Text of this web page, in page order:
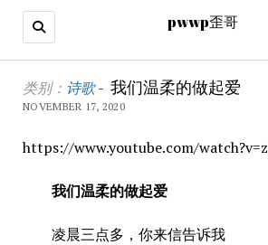
pwwp歪哥
类别： 诗歌- 我们温柔的做起爱
NOVEMBER 17, 2020
https://www.youtube.com/
我们温柔的做起爱
凌晨三点多，你来信告诉我